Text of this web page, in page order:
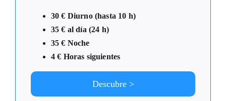
30 € Diurno (hasta 10 h)
35 € al día (24 h)
35 € Noche
4 € Horas siguientes
Descubre >